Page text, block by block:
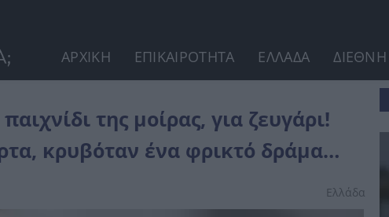
ΑΡΧΙΚΗ ΕΠΙΚΑΙΡΟΤΗΤΑ ΕΛΛΑΔΑ ΔΙΕΘΝΗ
της μοίρας, για ζευγάρι!
κρυβόταν ένα φρικτό δράμα…
Ελλάδα